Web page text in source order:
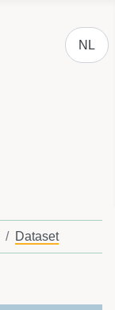
NL
Dataset